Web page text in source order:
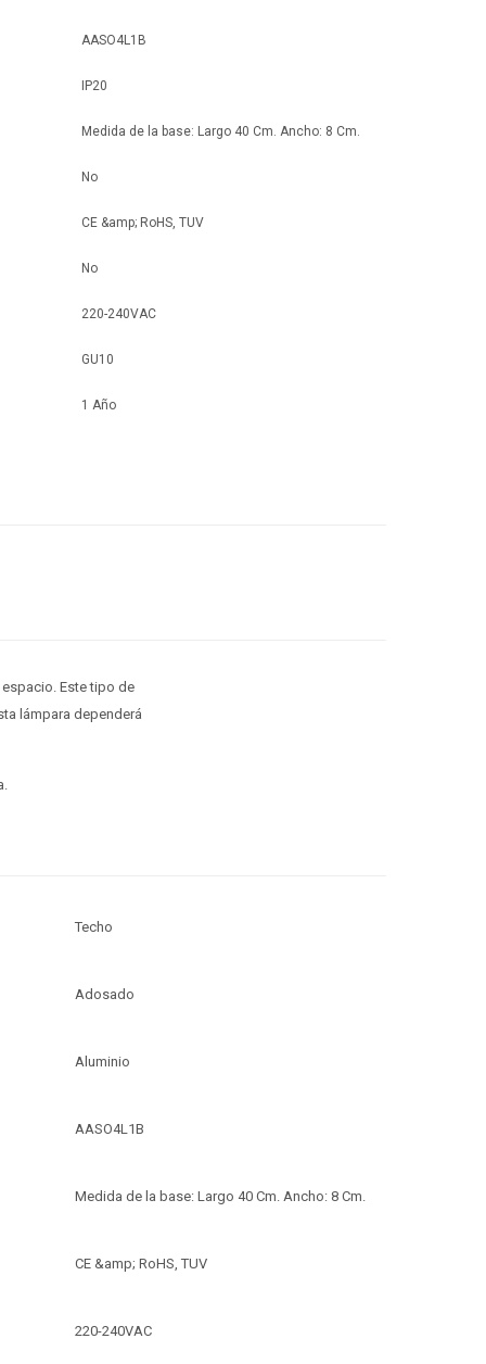
AASO4L1B
IP20
Medida de la base: Largo 40 Cm. Ancho: 8 Cm.
No
CE &amp; RoHS, TUV
No
220-240VAC
GU10
1 Año
Este tipo de
lámpara dependerá
Techo
Adosado
Aluminio
AASO4L1B
Medida de la base: Largo 40 Cm. Ancho: 8 Cm.
CE &amp; RoHS, TUV
220-240VAC